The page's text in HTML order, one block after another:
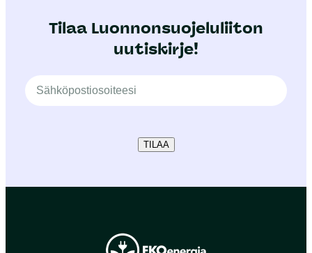
Tilaa Luonnonsuojeluliiton
uutiskirje!
TILAA